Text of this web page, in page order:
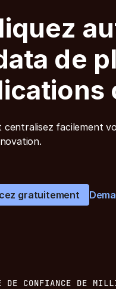
de
centralisez facilement
gratuitement
DE CONFIANCE DE